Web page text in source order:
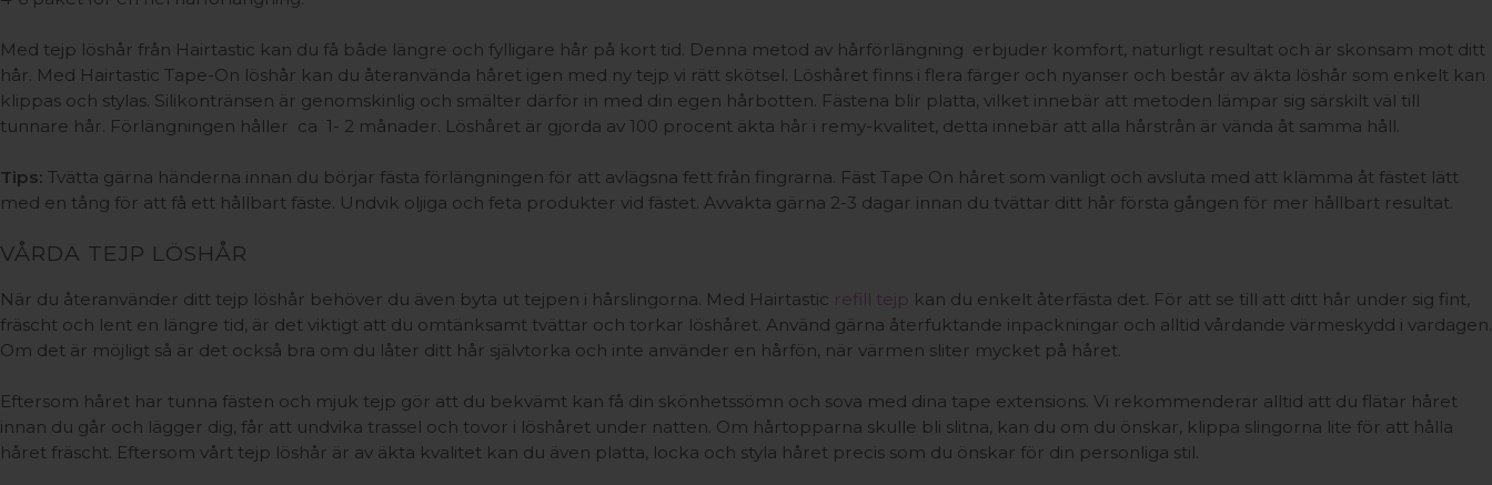
Med tejp löshår från Hairtastic kan du få både längre och fylligare hår på kort tid. Denna metod av hårförlängning erbjuder komfort, naturligt resultat och är skonsam mot ditt
hår. Med Hairtastic Tape-On löshår kan du återanvända håret igen med ny tejp vi rätt skötsel. Löshåret finns i flera färger och nyanser och består av äkta löshår som enkelt kan
klippas och stylas. Silikontränsen är genomskinlig och smälter därför in med din egen hårbotten. Fästena blir platta, vilket innebär att metoden lämpar sig särskilt väl till
tunnare hår. Förlängningen håller ca 1- 2 månader. Löshåret är gjorda av 100 procent äkta hår i remy-kvalitet, detta innebär att alla hårstrån är vända åt samma håll.
Tips: Tvätta gärna händerna innan du börjar fästa förlängningen för att avlägsna fett från fingrarna. Fäst Tape On håret som vanligt och avsluta med att klämma åt fästet lätt
med en tång för att få ett hållbart fäste. Undvik oljiga och feta produkter vid fästet. Avvakta gärna 2-3 dagar innan du tvättar ditt hår första gången för mer hållbart resultat.
VÅRDA TEJP LÖSHÅR
När du återanvänder ditt tejp löshår behöver du även byta ut tejpen i hårslingorna. Med Hairtastic refill tejp kan du enkelt återfästa det. För att se till att ditt hår under sig fint,
fräscht och lent en längre tid, är det viktigt att du omtänksamt tvättar och torkar löshåret. Använd gärna återfuktande inpackningar och alltid vårdande värmeskydd i vardagen.
Om det är möjligt så är det också bra om du låter ditt hår självtorka och inte använder en hårfön, när värmen sliter mycket på håret.
Eftersom håret har tunna fästen och mjuk tejp gör att du bekvämt kan få din skönhetssömn och sova med dina tape extensions. Vi rekommenderar alltid att du flätar håret
innan du går och lägger dig, får att undvika trassel och tovor i löshåret under natten. Om hårtopparna skulle bli slitna, kan du om du önskar, klippa slingorna lite för att hålla
håret fräscht. Eftersom vårt tejp löshår är av äkta kvalitet kan du även platta, locka och styla håret precis som du önskar för din personliga stil.